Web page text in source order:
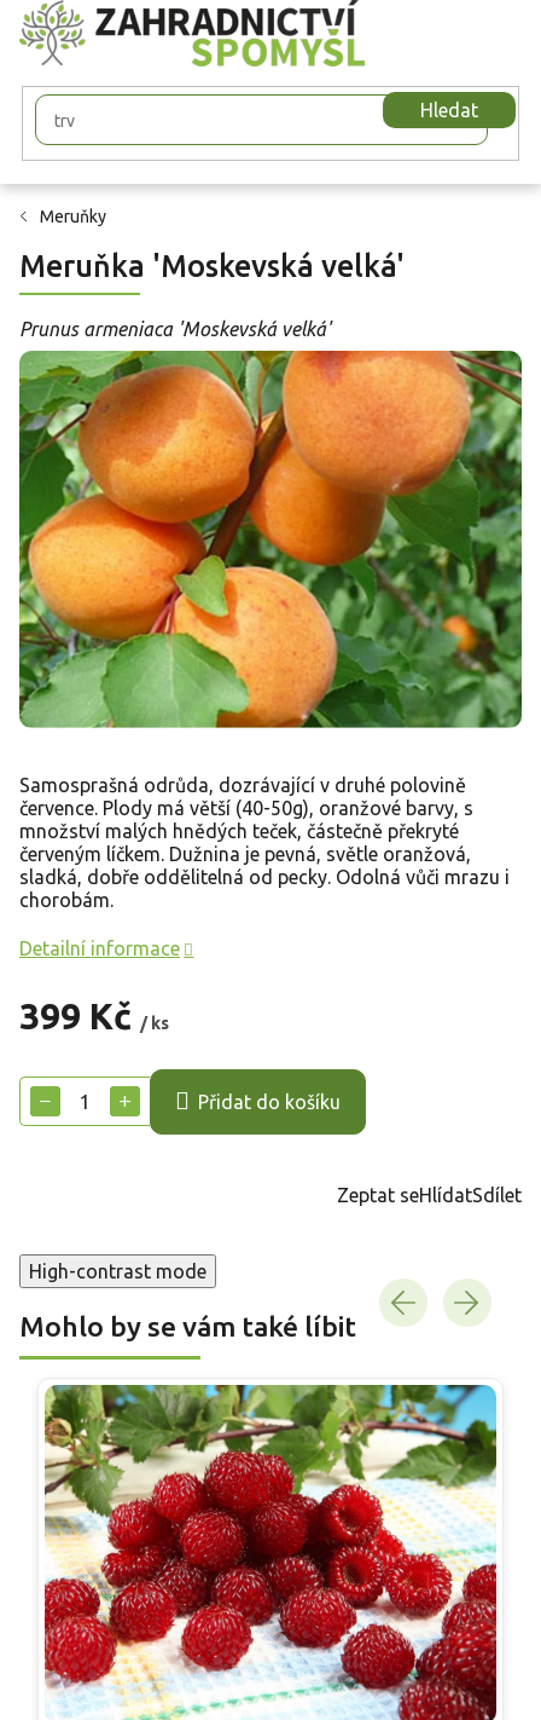
Přejít
na
obsah
Hledat
Meruňky
Meruňka 'Moskevská velká'
Prunus armeniaca 'Moskevská velká'
399 Kč / ks
cena:
+
− Přidat do košíku
Samosprašná odrůda, dozrávající v druhé polovině
července. Plody má větší (40-50g), oranžové barvy, s
množství malých hnědých teček, částečně překryté
červeným líčkem. Dužnina je pevná, světle oranžová,
sladká, dobře oddělitelná od pecky. Odolná vůči mrazu i
chorobám.
Detailní informace
Zeptat seHlídatSdílet
High-contrast mode
Mohlo by se vám také líbit